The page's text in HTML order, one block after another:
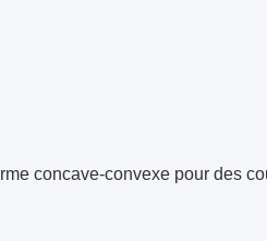
concave-convexe pour des